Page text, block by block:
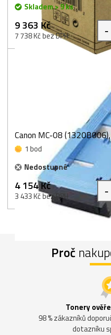
Skladem > 9 ks
9 363 Kč
7 738 Kč bez DPH -
Canon MC-08
1 bod
Nedostupné
4 154 Kč
3 433 Kč bez DPH -
Proč
Tonery
98 % zákazníků
dotazníku